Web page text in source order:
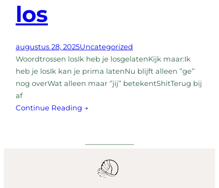
los
augustus 28, 2025Uncategorized
Woordtrossen losIk heb je losgelatenKijk maar:Ik
heb je losIk kan je prima latenNu blijft alleen ‘’ge’’
nog overWat alleen maar ‘’jij’’ betekentShitTerug bij
af
Continue Reading →